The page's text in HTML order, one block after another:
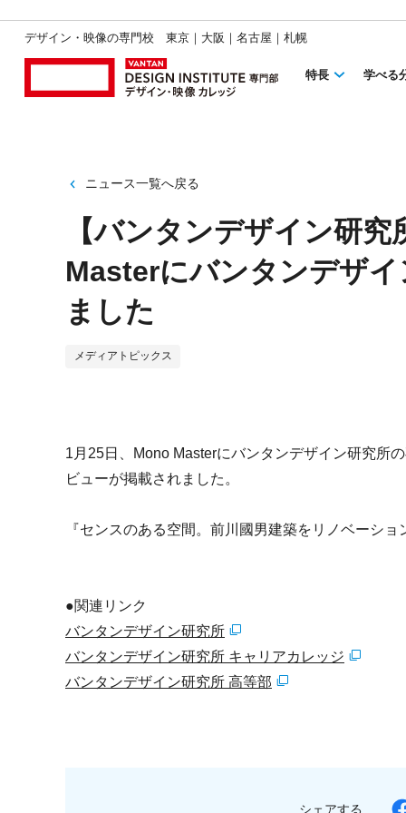
デザイン・映像の専門校 東京｜大阪｜名古屋｜札幌
特長 学べる
ニュース一覧へ戻る
【バンタンデザイン研
Masterにバンタンデザ
ました
メディアトピックス
1月25日、Mono Masterにバンタンデザイン研究所
ビューが掲載されました。
『センスのある空間。前川國男建築をリノベーシ
●関連リンク
バンタンデザイン研究所
バンタンデザイン研究所 キャリアカレッジ
バンタンデザイン研究所 高等部
シェアする